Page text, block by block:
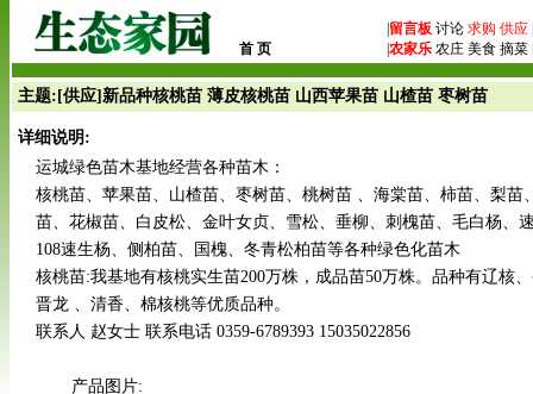
首 页
留言板 讨论 求购 供应
农家乐 农庄 美食 摘菜 |
主题:[供应]新品种核桃苗 薄皮核桃苗 山西苹果苗 山楂苗 枣树苗
详细说明:
运城绿色苗木基地经营各种苗木：
核桃苗、苹果苗、山楂苗、枣树苗、桃树苗 、海棠苗、柿苗、梨苗
苗、花椒苗、白皮松、金叶女贞、雪松、垂柳、刺槐苗、毛白杨、
108速生杨、侧柏苗、国槐、冬青松柏苗等各种绿色化苗木
核桃苗:我基地有核桃实生苗200万株，成品苗50万株。品种有辽核
晋龙 、清香、棉核桃等优质品种。
联系人 赵女士 联系电话 0359-6789393 15035022856
产品图片: